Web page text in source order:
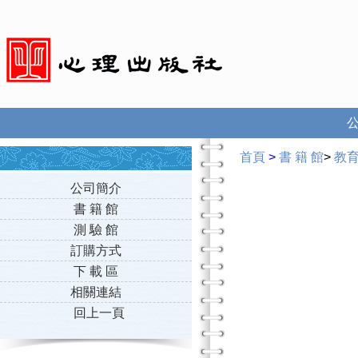
公司簡介
書 籍 館
測 驗 館
訂購方式
下 載 區
相關連結
回上一頁
首頁 > 書 籍 館> 教